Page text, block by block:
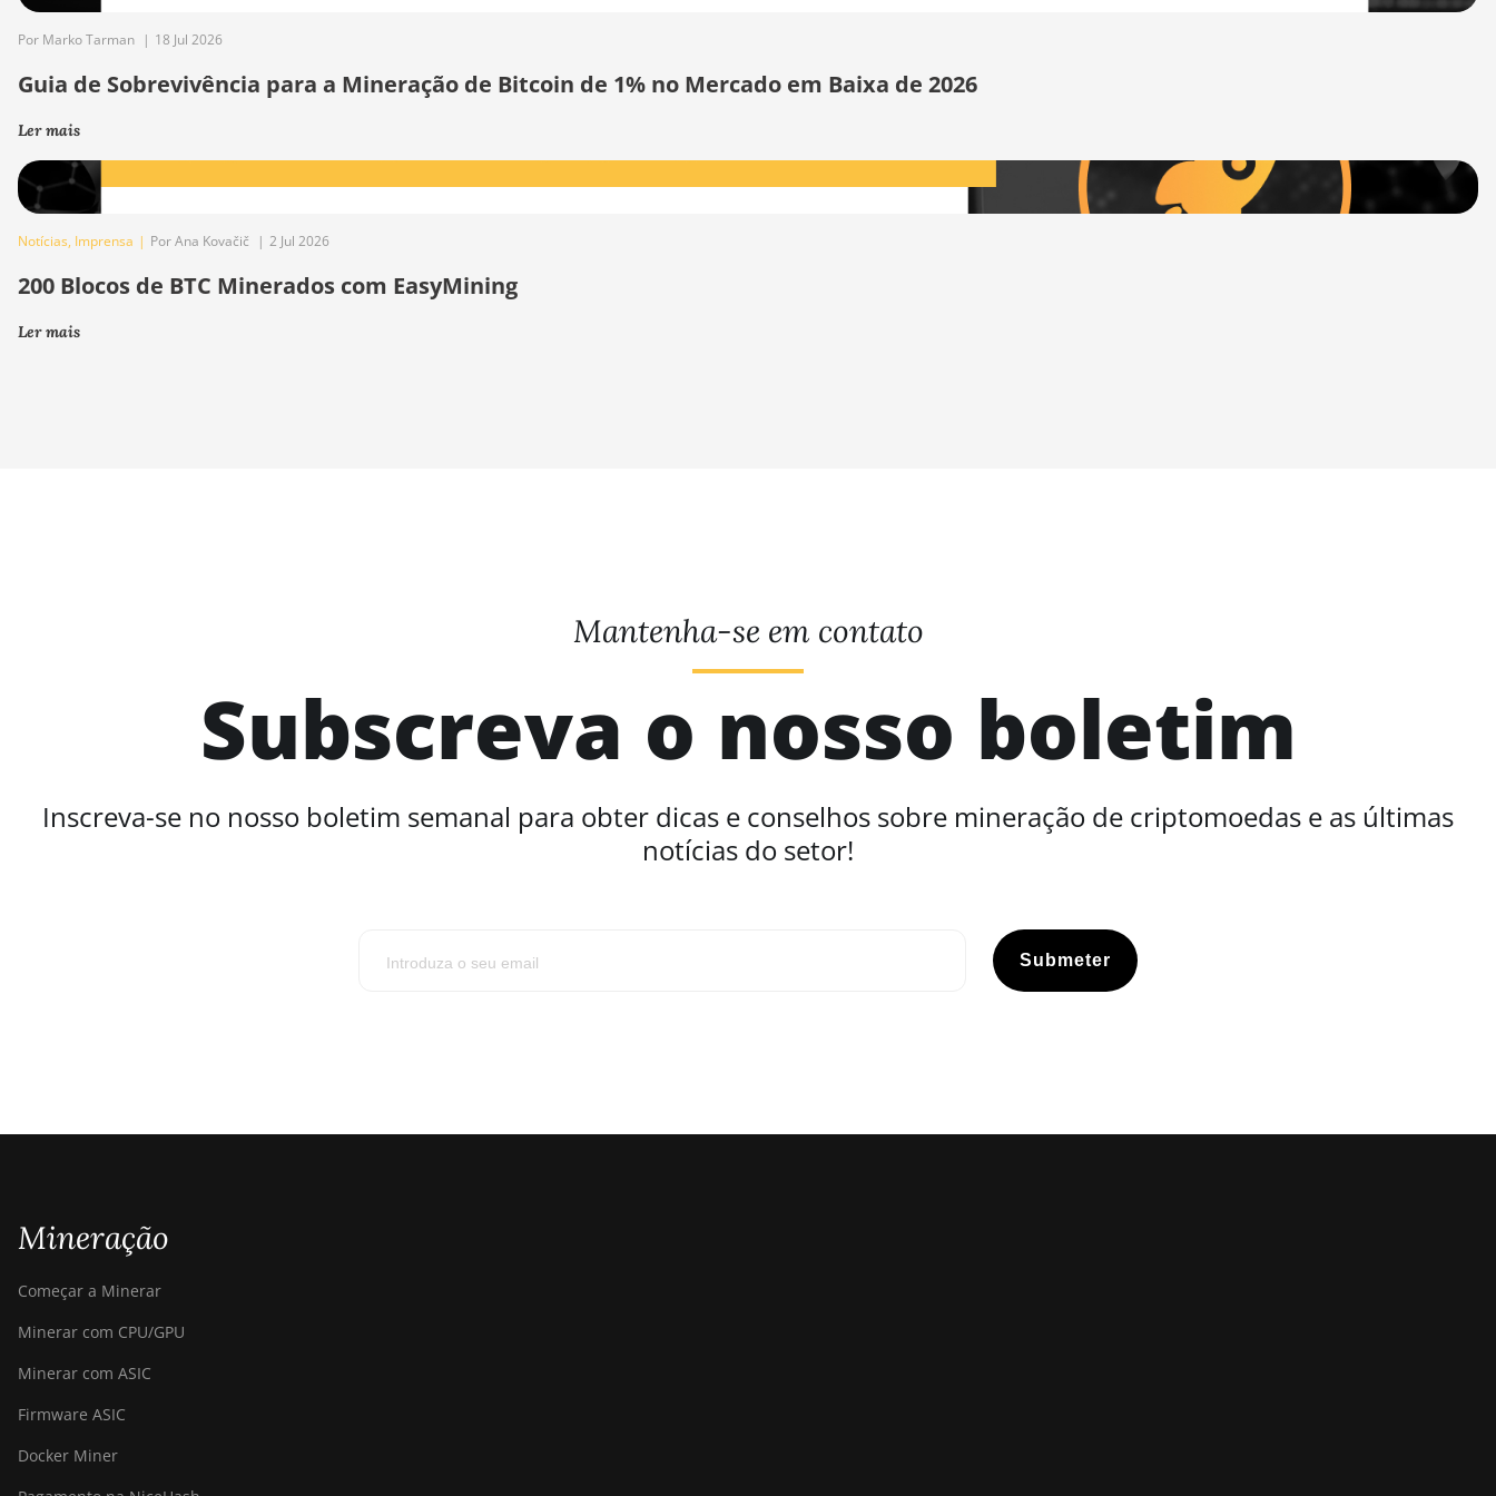
Por Marko Tarman | 18 Jul 2026
Guia de Sobrevivência para a Mineração de Bitcoin de 1% no Mercado em Baixa de 2026
Ler mais
Notícias, Imprensa | Por Ana Kovačič | 2 Jul 2026
200 Blocos de BTC Minerados com EasyMining
Ler mais
Mantenha-se em contato
Subscreva o nosso boletim
Inscreva-se no nosso boletim semanal para obter dicas e conselhos sobre mineração de criptomoedas e as últimas
notícias do setor!
Submeter
Mineração
Começar a Minerar
Minerar com CPU/GPU
Minerar com ASIC
Firmware ASIC
Docker Miner